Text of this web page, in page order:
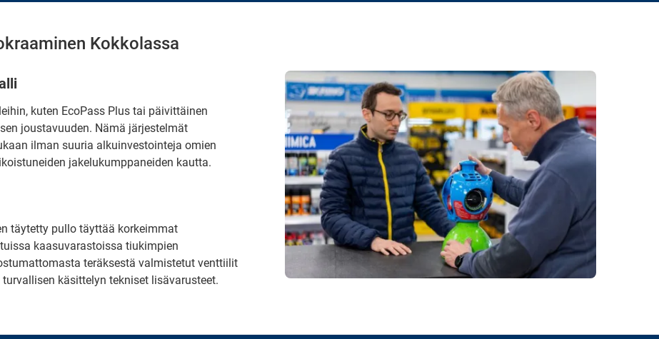
Kokkolassa
kuten EcoPass Plus tai päivittäinen
joustavuuden. Nämä järjestelmät
ilman suuria alkuinvestointeja omien
jakelukumppaneiden kautta.
täytetty pullo täyttää korkeimmat
kaasuvarastoissa tiukimpien
teräksestä valmistetut venttiilit
käsittelyn tekniset lisävarusteet.